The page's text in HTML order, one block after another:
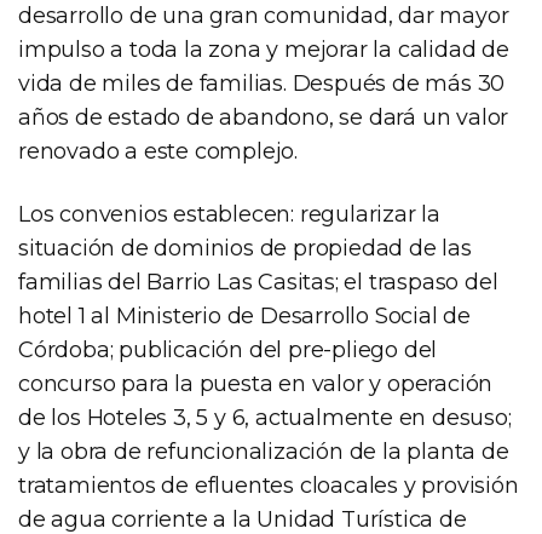
desarrollo de una gran comunidad, dar mayor
impulso a toda la zona y mejorar la calidad de
vida de miles de familias. Después de más 30
años de estado de abandono, se dará un valor
renovado a este complejo.
Los convenios establecen: regularizar la
situación de dominios de propiedad de las
familias del Barrio Las Casitas; el traspaso del
hotel 1 al Ministerio de Desarrollo Social de
Córdoba; publicación del pre-pliego del
concurso para la puesta en valor y operación
de los Hoteles 3, 5 y 6, actualmente en desuso;
y la obra de refuncionalización de la planta de
tratamientos de efluentes cloacales y provisión
de agua corriente a la Unidad Turística de